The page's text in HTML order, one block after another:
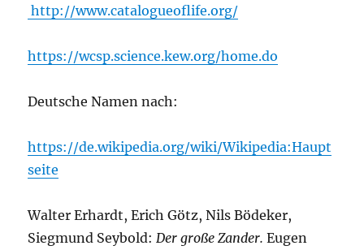
http://www.catalogueoflife.org/
https://wcsp.science.kew.org/home.do
Deutsche Namen nach:
https://de.wikipedia.org/wiki/Wikipedia:Haupt
seite
Walter Erhardt, Erich Götz, Nils Bödeker,
Siegmund Seybold:Der große Zander. Eugen